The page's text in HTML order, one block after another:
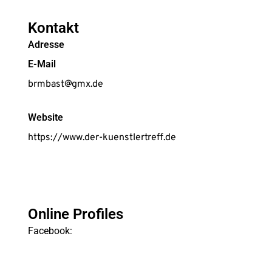
Kontakt
Adresse
E-Mail
brmbast@gmx.de
Website
https://www.der-kuenstlertreff.de
Online Profiles
Facebook: